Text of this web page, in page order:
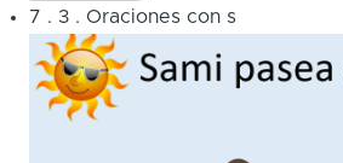
7 . 3 . Oraciones con s